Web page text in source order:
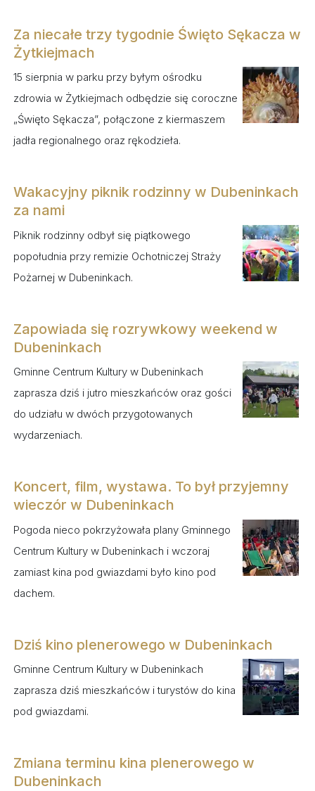
Za niecałe trzy tygodnie Święto Sękacza w
Żytkiejmach
15 sierpnia w parku przy byłym ośrodku
zdrowia w Żytkiejmach odbędzie się coroczne
„Święto Sękacza”, połączone z kiermaszem
jadła regionalnego oraz rękodzieła.
Wakacyjny piknik rodzinny w Dubeninkach
za nami
Piknik rodzinny odbył się piątkowego
popołudnia przy remizie Ochotniczej Straży
Pożarnej w Dubeninkach.
Zapowiada się rozrywkowy weekend w
Dubeninkach
Gminne Centrum Kultury w Dubeninkach
zaprasza dziś i jutro mieszkańców oraz gości
do udziału w dwóch przygotowanych
wydarzeniach.
Koncert, film, wystawa. To był przyjemny
wieczór w Dubeninkach
Pogoda nieco pokrzyżowała plany Gminnego
Centrum Kultury w Dubeninkach i wczoraj
zamiast kina pod gwiazdami było kino pod
dachem.
Dziś kino plenerowego w Dubeninkach
Gminne Centrum Kultury w Dubeninkach
zaprasza dziś mieszkańców i turystów do kina
pod gwiazdami.
Zmiana terminu kina plenerowego w
Dubeninkach